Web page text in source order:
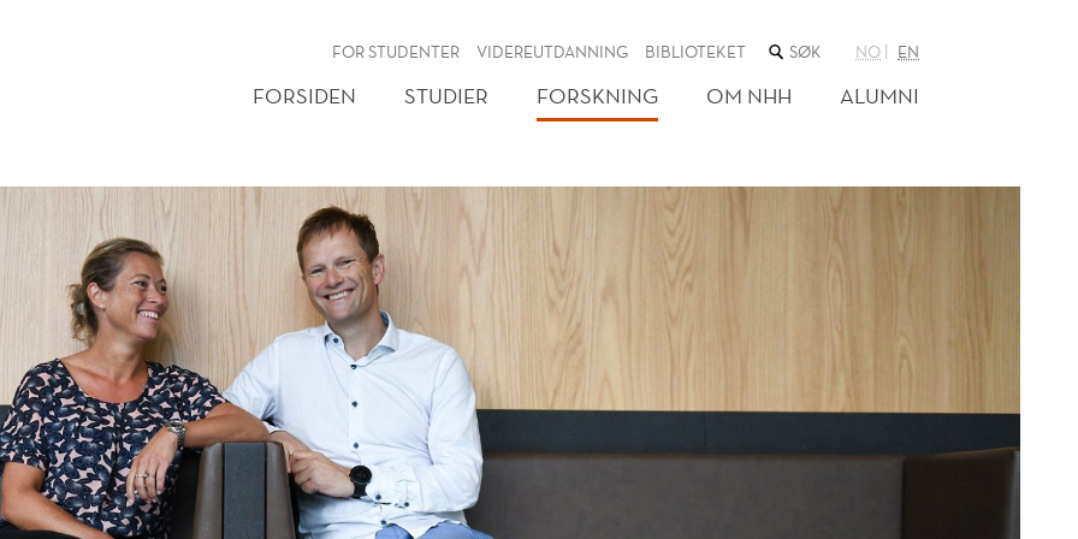
FOR STUDENTER VIDEREUTDANNING BIBLIOTEKET SØK
NETTSTEDET
NO EN
FORSIDEN STUDIER FORSKNING OM NHH ALUMNI